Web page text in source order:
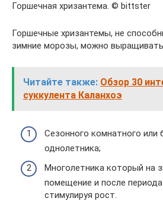
Горшечная хризантема. © bittster
Горшечные хризантемы, не
зимние морозы, можно
Читайте также: Обзор 30
суккулента Каланхоэ
Сезонного комнатного или
однолетника;
Многолетника который на
помещение и после
стимулируя рост.